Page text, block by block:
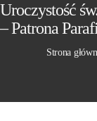
Uroczystość
– Patrona
Strona